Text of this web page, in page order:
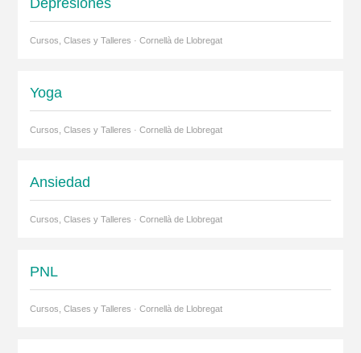
Cursos, Clases y Talleres · Cornellà de Llobregat
Yoga
Cursos, Clases y Talleres · Cornellà de Llobregat
Ansiedad
Cursos, Clases y Talleres · Cornellà de Llobregat
PNL
Cursos, Clases y Talleres · Cornellà de Llobregat